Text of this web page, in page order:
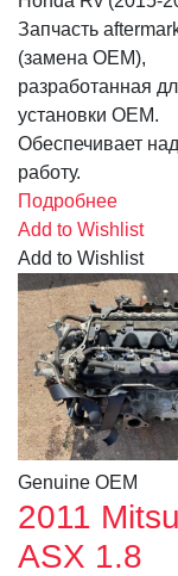
Запчасть
(замена OEM),
разработанная
установки OEM.
Обеспечивает
работу.
Подробнее
Add to Wishlist
Add to Wishlist
Genuine OEM
2011
ASX 1.8